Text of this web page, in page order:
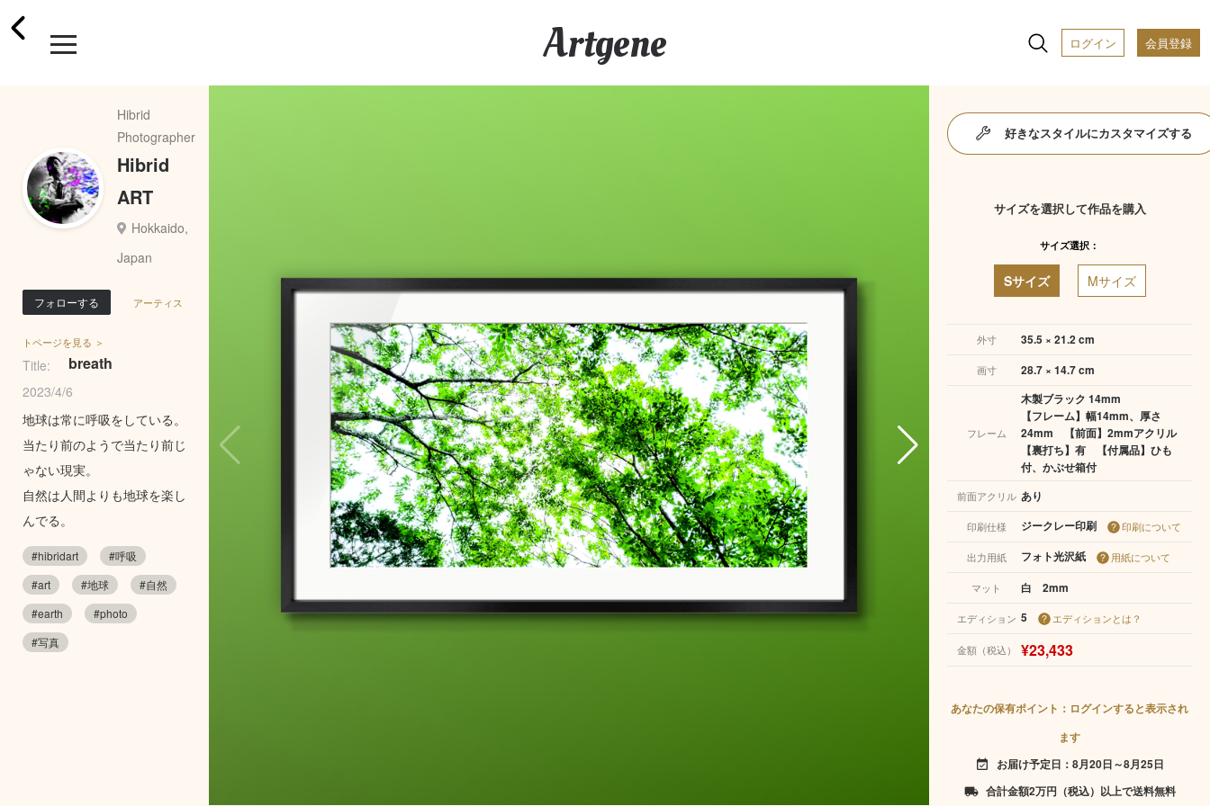
Artgene ログイン 会員登録
Hibrid
Photographer
Hibrid
ART
Hokkaido,
Japan
フォローする アーティス
トページを見る ＞
Title: breath
2023/4/6
地球は常に呼吸をしている。
当たり前のようで当たり前じ
ゃない現実。
自然は人間よりも地球を楽し
んでる。
#hibridart
#呼吸
#art
#地球
#自然
#earth
#photo
#写真
好きなスタイルにカスタマイズする
サイズを選択して作品を購入
サイズ選択：
Sサイズ Mサイズ
外寸 35.5 × 21.2 cm
画寸 28.7 × 14.7 cm
フレーム
木製ブラック 14mm
【フレーム】幅14mm、厚さ
24mm 【前面】2mmアクリル
【裏打ち】有 【付属品】ひも
付、かぶせ箱付
前面アクリル あり
印刷仕様 ジークレー印刷 印刷について
出力用紙 フォト光沢紙 用紙について
マット 白 2mm
エディション 5 エディションとは？
金額（税込） ¥23,433
あなたの保有ポイント：ログインすると表示され
ます
event_available お届け予定日：8月20日～8月25日
local_shipping 合計金額2万円（税込）以上で送料無料